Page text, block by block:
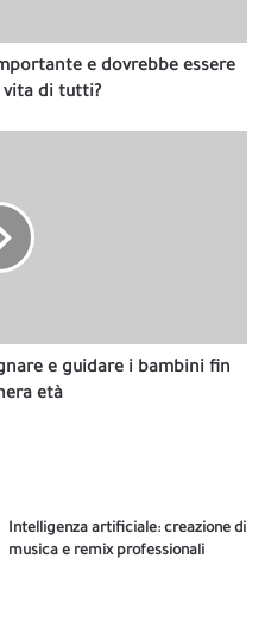
e dovrebbe essere
vita di tutti?
e guidare i bambini fin
età
Intelligenza artificiale: creazione di
musica e remix professionali